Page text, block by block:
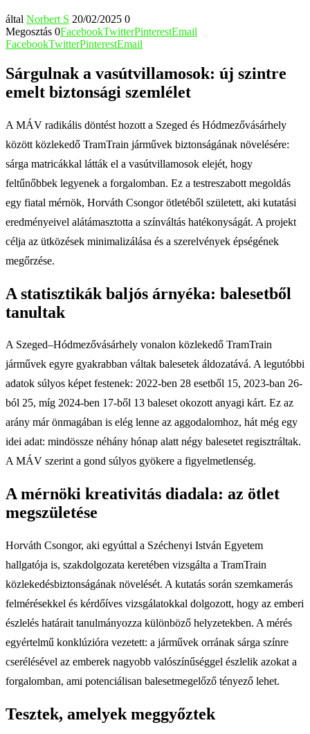
által Norbert S 20/02/2025 0
Megosztás 0FacebookTwitterPinterestEmail
FacebookTwitterPinterestEmail
Sárgulnak a vasútvillamosok: új szintre
emelt biztonsági szemlélet
A MÁV radikális döntést hozott a Szeged és Hódmezővásárhely
között közlekedő TramTrain járművek biztonságának növelésére:
sárga matricákkal látták el a vasútvillamosok elejét, hogy
feltűnőbbek legyenek a forgalomban. Ez a testreszabott megoldás
egy fiatal mérnök, Horváth Csongor ötletéből született, aki kutatási
eredményeivel alátámasztotta a színváltás hatékonyságát. A projekt
célja az ütközések minimalizálása és a szerelvények épségének
megőrzése.
A statisztikák baljós árnyéka: balesetből
tanultak
A Szeged–Hódmezővásárhely vonalon közlekedő TramTrain
járművek egyre gyakrabban váltak balesetek áldozatává. A legutóbbi
adatok súlyos képet festenek: 2022-ben 28 esetből 15, 2023-ban 26-
ból 25, míg 2024-ben 17-ből 13 baleset okozott anyagi kárt. Ez az
arány már önmagában is elég lenne az aggodalomhoz, hát még egy
idei adat: mindössze néhány hónap alatt négy balesetet regisztráltak.
A MÁV szerint a gond súlyos gyökere a figyelmetlenség.
A mérnöki kreativitás diadala: az ötlet
megszületése
Horváth Csongor, aki egyúttal a Széchenyi István Egyetem
hallgatója is, szakdolgozata keretében vizsgálta a TramTrain
közlekedésbiztonságának növelését. A kutatás során szemkamerás
felmérésekkel és kérdőíves vizsgálatokkal dolgozott, hogy az emberi
észlelés határait tanulmányozza különböző helyzetekben. A mérés
egyértelmű konklúzióra vezetett: a járművek orrának sárga színre
cserélésével az emberek nagyobb valószínűséggel észlelik azokat a
forgalomban, ami potenciálisan balesetmegelőző tényező lehet.
Tesztek, amelyek meggyőztek